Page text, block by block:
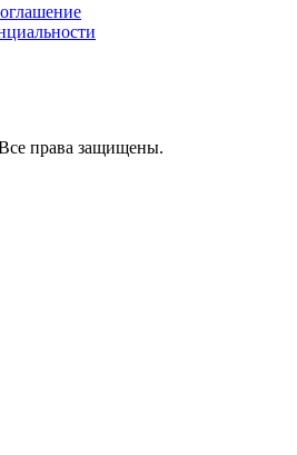
права защищены.